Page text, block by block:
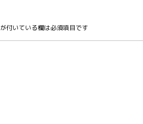
が付いている欄は必須項目です